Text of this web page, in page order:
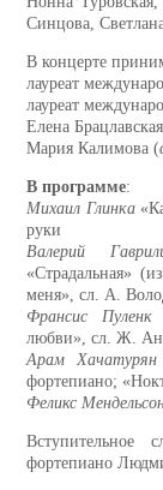
Синцова,
В концерте
лауреат
лауреат
Елена
Мария Калимова (
В программе:
Михаил Глинка
руки
Валерий
«Страдальная»
меня», сл. А.
Франсис Пуленк
любви», сл. Ж.
Арам Хачатурян
фортепиано;
Феликс
Вступительное
фортепиано